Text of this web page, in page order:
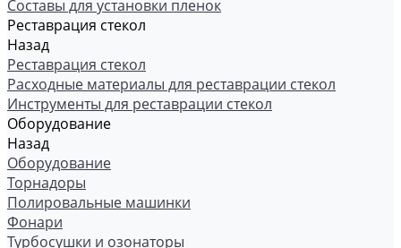
Составы для установки пленок
Реставрация стекол
Назад
Реставрация стекол
Расходные материалы для реставрации стекол
Инструменты для реставрации стекол
Оборудование
Назад
Оборудование
Торнадоры
Полировальные машинки
Фонари
Турбосушки и озонаторы